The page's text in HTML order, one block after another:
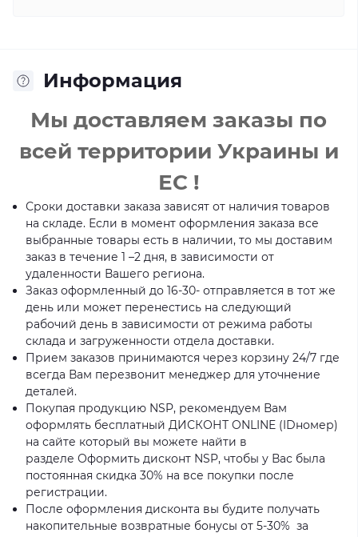
Информация
Мы доставляем заказы по
всей территории Украины и
ЕС !
Сроки доставки заказа зависят от наличия товаров
на складе. Если в момент оформления заказа все
выбранные товары есть в наличии, то мы доставим
заказ в течение 1 –2 дня, в зависимости от
удаленности Вашего региона.
Заказ оформленный до 16-30- отправляется в тот же
день или может перенестись на следующий
рабочий день в зависимости от режима работы
склада и загруженности отдела доставки.
Прием заказов принимаются через корзину 24/7 где
всегда Вам перезвонит менеджер для уточнение
деталей.
Покупая продукцию NSP, рекомендуем Вам
оформлять бесплатный ДИСКОНТ ONLINE (IDномер)
на сайте который вы можете найти в
разделе Оформить дисконт NSP, чтобы у Вас была
постоянная скидка 30% на все покупки после
регистрации.
После оформления дисконта вы будите получать
накопительные возвратные бонусы от 5-30% за